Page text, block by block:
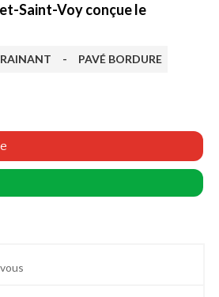
Saint-Voy conçue le
- PAVÉ BORDURE